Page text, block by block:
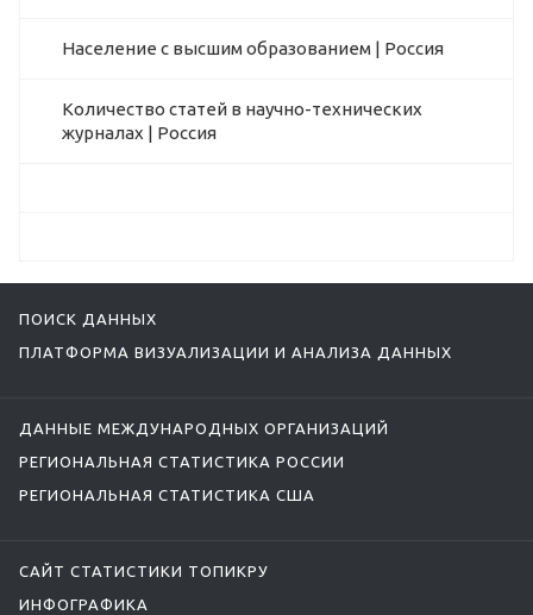
Население с высшим образованием | Россия
Количество статей в научно-технических
журналах | Россия
ПОИСК ДАННЫХ
ПЛАТФОРМА ВИЗУАЛИЗАЦИИ И АНАЛИЗА ДАННЫХ
ДАННЫЕ МЕЖДУНАРОДНЫХ ОРГАНИЗАЦИЙ
РЕГИОНАЛЬНАЯ СТАТИСТИКА РОССИИ
РЕГИОНАЛЬНАЯ СТАТИСТИКА США
САЙТ СТАТИСТИКИ ТОПИКРУ
ИНФОГРАФИКА